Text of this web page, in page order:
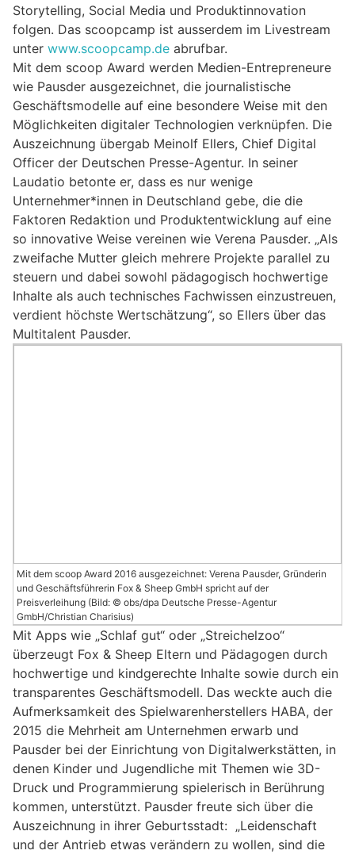
Storytelling, Social Media und Produktinnovation
folgen. Das scoopcamp ist ausserdem im Livestream
unter www.scoopcamp.de abrufbar.
Mit dem scoop Award werden Medien-Entrepreneure
wie Pausder ausgezeichnet, die journalistische
Geschäftsmodelle auf eine besondere Weise mit den
Möglichkeiten digitaler Technologien verknüpfen. Die
Auszeichnung übergab Meinolf Ellers, Chief Digital
Officer der Deutschen Presse-Agentur. In seiner
Laudatio betonte er, dass es nur wenige
Unternehmer*innen in Deutschland gebe, die die
Faktoren Redaktion und Produktentwicklung auf eine
so innovative Weise vereinen wie Verena Pausder. „Als
zweifache Mutter gleich mehrere Projekte parallel zu
steuern und dabei sowohl pädagogisch hochwertige
Inhalte als auch technisches Fachwissen einzustreuen,
verdient höchste Wertschätzung“, so Ellers über das
Multitalent Pausder.
Mit dem scoop Award 2016 ausgezeichnet: Verena Pausder, Gründerin
und Geschäftsführerin Fox & Sheep GmbH spricht auf der
Preisverleihung (Bild: © obs/dpa Deutsche Presse-Agentur
GmbH/Christian Charisius)
Mit Apps wie „Schlaf gut“ oder „Streichelzoo“
überzeugt Fox & Sheep Eltern und Pädagogen durch
hochwertige und kindgerechte Inhalte sowie durch ein
transparentes Geschäftsmodell. Das weckte auch die
Aufmerksamkeit des Spielwarenherstellers HABA, der
2015 die Mehrheit am Unternehmen erwarb und
Pausder bei der Einrichtung von Digitalwerkstätten, in
denen Kinder und Jugendliche mit Themen wie 3D-
Druck und Programmierung spielerisch in Berührung
kommen, unterstützt. Pausder freute sich über die
Auszeichnung in ihrer Geburtsstadt: „Leidenschaft
und der Antrieb etwas verändern zu wollen, sind die